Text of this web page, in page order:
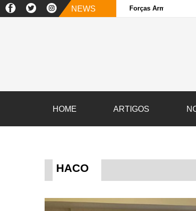
NEWS Forças Armadas e
HOME ARTIGOS
HACO